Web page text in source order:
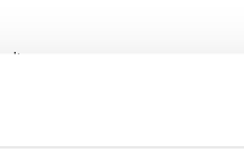
Sativa
Shell